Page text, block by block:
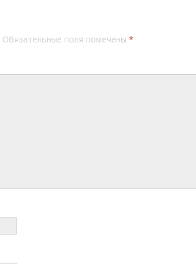
Обязательные поля помечены *